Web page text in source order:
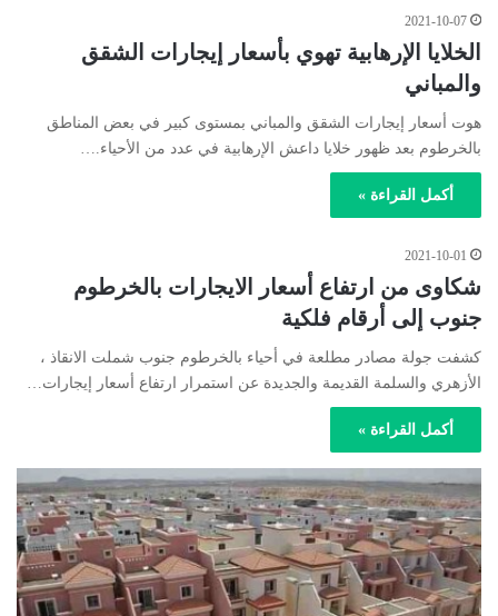
2021-10-07
الخلايا الإرهابية تهوي بأسعار إيجارات الشقق
والمباني
هوت أسعار إيجارات الشقق والمباني بمستوى كبير في بعض المناطق
بالخرطوم بعد ظهور خلايا داعش الإرهابية في عدد من الأحياء.…
أكمل القراءة »
2021-10-01
شكاوى من ارتفاع أسعار الايجارات بالخرطوم
جنوب إلى أرقام فلكية
كشفت جولة مصادر مطلعة في أحياء بالخرطوم جنوب شملت الانقاذ ،
الأزهري والسلمة القديمة والجديدة عن استمرار ارتفاع أسعار إيجارات…
أكمل القراءة »